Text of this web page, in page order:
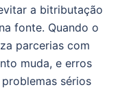
a bitributação
fonte. Quando o
parcerias com
muda, e erros
sérios